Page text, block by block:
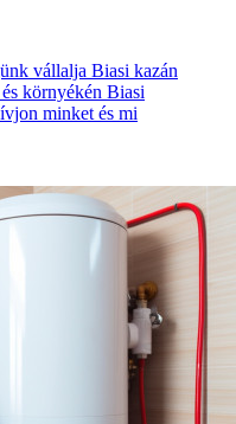
vállalja Biasi kazán
környékén Biasi
minket és mi